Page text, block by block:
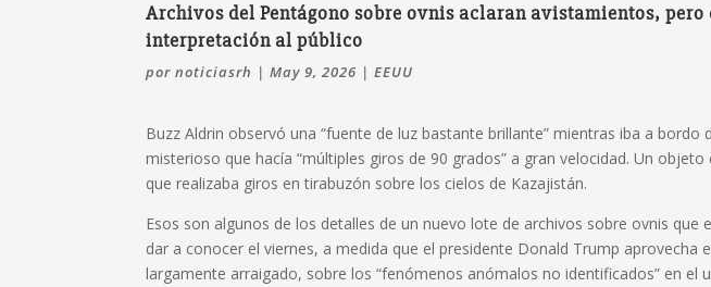
Archivos del Pentágono sobre ovnis aclaran avistamientos, pero
interpretación al público
pornoticiasrh |May 9, 2026 |EEUU
Buzz Aldrin observó una “fuente de luz bastante brillante” mientras iba a bordo
misterioso que hacía “múltiples giros de 90 grados” a gran velocidad. Un
que realizaba giros en tirabuzón sobre los cielos de Kazajistán.
Esos son algunos de los detalles de un nuevo lote de archivos sobre ovnis que
dar a conocer el viernes, a medida que el presidente Donald Trump aprovecha
largamente arraigado, sobre los “fenómenos anómalos no identificados” en el